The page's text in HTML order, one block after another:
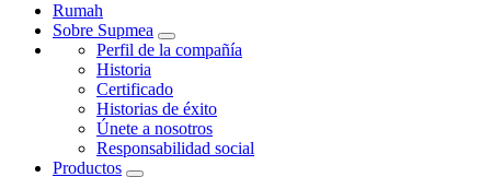
Rumah
Sobre Supmea
Perfil de la compañía
Historia
Certificado
Historias de éxito
Únete a nosotros
Responsabilidad social
Productos